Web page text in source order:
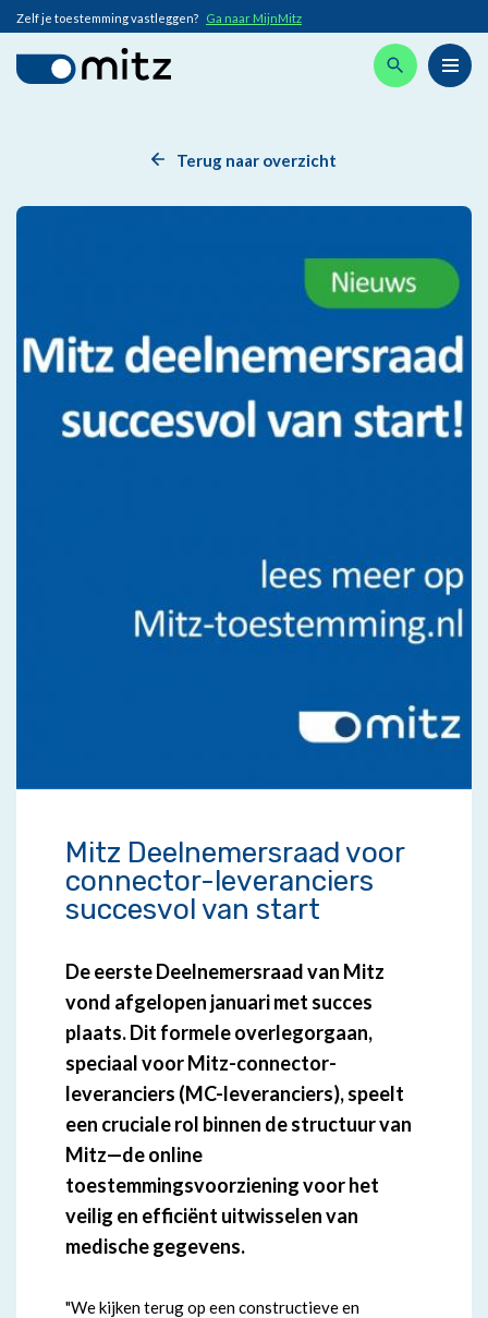
Zelf je toestemming vastleggen? Ga naar MijnMitz
Mitz Deelnemersraad voor
connector-leveranciers
succesvol van start
Afbeelding
De eerste Deelnemersraad van Mitz
vond afgelopen januari met succes
plaats. Dit formele overlegorgaan,
speciaal voor Mitz-connector-
leveranciers (MC-leveranciers), speelt
een cruciale rol binnen de structuur van
Mitz—de online
toestemmingsvoorziening voor het
veilig en efficiënt uitwisselen van
medische gegevens.
"We kijken terug op een constructieve en
Terug naar overzicht